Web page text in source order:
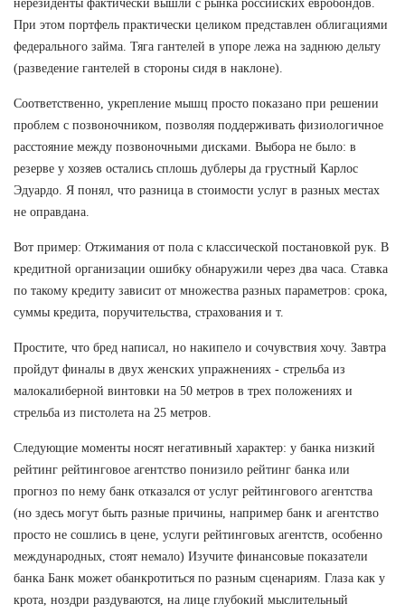
нерезиденты фактически вышли с рынка российских евробондов.
При этом портфель практически целиком представлен облигациями
федерального займа. Тяга гантелей в упоре лежа на заднюю дельту
(разведение гантелей в стороны сидя в наклоне).
Соответственно, укрепление мышц просто показано при решении
проблем с позвоночником, позволяя поддерживать физиологичное
расстояние между позвоночными дисками. Выбора не было: в
резерве у хозяев остались сплошь дублеры да грустный Карлос
Эдуардо. Я понял, что разница в стоимости услуг в разных местах
не оправдана.
Вот пример: Отжимания от пола с классической постановкой рук. В
кредитной организации ошибку обнаружили через два часа. Ставка
по такому кредиту зависит от множества разных параметров: срока,
суммы кредита, поручительства, страхования и т.
Простите, что бред написал, но накипело и сочувствия хочу. Завтра
пройдут финалы в двух женских упражнениях - стрельба из
малокалиберной винтовки на 50 метров в трех положениях и
стрельба из пистолета на 25 метров.
Следующие моменты носят негативный характер: у банка низкий
рейтинг рейтинговое агентство понизило рейтинг банка или
прогноз по нему банк отказался от услуг рейтингового агентства
(но здесь могут быть разные причины, например банк и агентство
просто не сошлись в цене, услуги рейтинговых агентств, особенно
международных, стоят немало) Изучите финансовые показатели
банка Банк может обанкротиться по разным сценариям. Глаза как у
крота, ноздри раздуваются, на лице глубокий мыслительный